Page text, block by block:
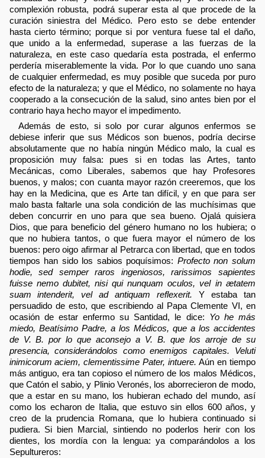
complexión robusta, podrá superar esta al que procede de la
curación siniestra del Médico. Pero esto se debe entender
hasta cierto término; porque si por ventura fuese tal el daño,
que unido a la enfermedad, superase a las fuerzas de la
naturaleza, en este caso quedaría esta postrada, el enfermo
perdería miserablemente la vida. Por lo que cuando uno sana
de cualquier enfermedad, es muy posible que suceda por puro
efecto de la naturaleza; y que el Médico, no solamente no haya
cooperado a la consecución de la salud, sino antes bien por el
contrario haya hecho mayor el impedimento.
Además de esto, si solo por curar algunos enfermos se
debiese inferir que sus Médicos son buenos, podría decirse
absolutamente que no había ningún Médico malo, la cual es
proposición muy falsa: pues si en todas las Artes, tanto
Mecánicas, como Liberales, sabemos que hay Profesores
buenos, y malos; con cuanta mayor razón creeremos, que los
hay en la Medicina, que es Arte tan difícil, y en que para ser
malo basta faltarle una sola condición de las muchísimas que
deben concurrir en uno para que sea bueno. Ojalá quisiera
Dios, que para beneficio del género humano no los hubiera; o
que no hubiera tantos, o que fuera mayor el número de los
buenos: pero oigo afirmar al Petrarca con libertad, que en todos
tiempos han sido los sabios poquísimos: Profecto non solum
hodie, sed semper raros ingeniosos, rarissimos sapientes
fuisse nemo dubitet, nisi qui nunquam oculos, vel in ætatem
suam intenderit, vel ad antiquam reflexerit. Y estaba tan
persuadido de esto, que escribiendo al Papa Clemente VI, en
ocasión de estar enfermo su Santidad, le dice: Yo he más
miedo, Beatísimo Padre, a los Médicos, que a los accidentes
de V. B. por lo que aconsejo a V. B. que los arroje de su
presencia, considerándolos como enemigos capitales. Veluti
inimicorum aciem, clementissime Pater, intuere. Aún en tiempo
más antiguo, era tan copioso el número de los malos Médicos,
que Catón el sabio, y Plinio Veronés, los aborrecieron de modo,
que a estar en su mano, los hubieran echado del mundo, así
como los echaron de Italia, que estuvo sin ellos 600 años, y
creo de la prudencia Romana, que lo hubiera continuado si
pudiera. Si bien Marcial, sintiendo no poderlos herir con los
dientes, los mordía con la lengua: ya comparándolos a los
Sepultureros: